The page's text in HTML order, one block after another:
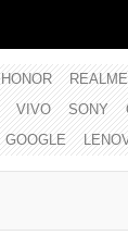
HONOR REALME
VIVO SONY
GOOGLE